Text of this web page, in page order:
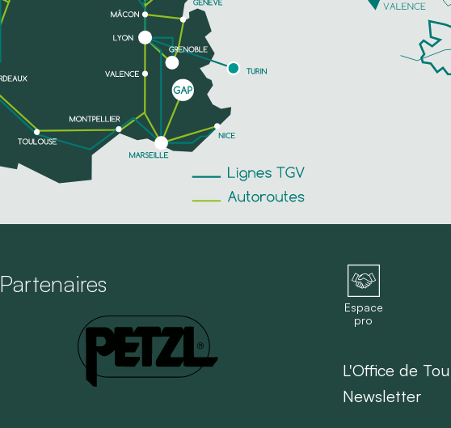
Partenaires
Espace
pro
L'Office de
Newsletter